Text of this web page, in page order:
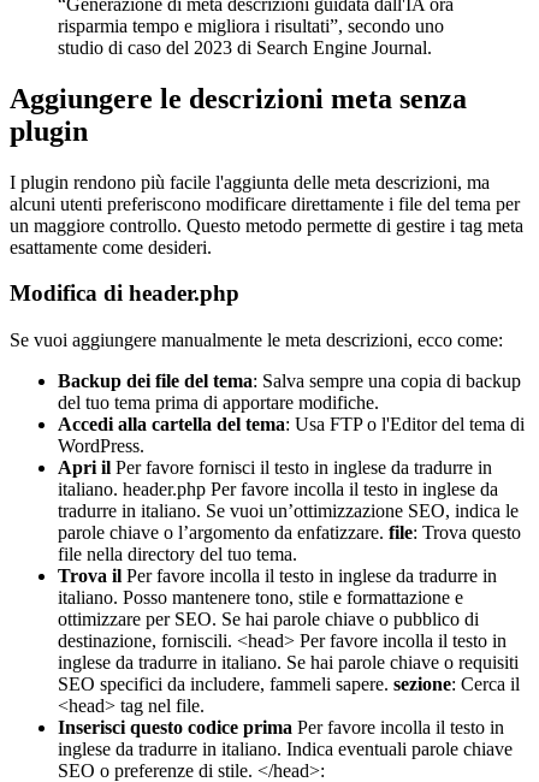
risparmia tempo e migliora i risultati”, secondo uno
studio di caso del 2023 di Search Engine Journal.
Aggiungere le descrizioni meta senza
plugin
I plugin rendono più facile l'aggiunta delle meta descrizioni, ma
alcuni utenti preferiscono modificare direttamente i file del tema per
un maggiore controllo. Questo metodo permette di gestire i tag meta
esattamente come desideri.
Modifica di header.php
Se vuoi aggiungere manualmente le meta descrizioni, ecco come:
Backup dei file del tema: Salva sempre una copia di backup
del tuo tema prima di apportare modifiche.
Accedi alla cartella del tema: Usa FTP o l'Editor del tema di
WordPress.
Apri il Per favore fornisci il testo in inglese da tradurre in
italiano. header.php Per favore incolla il testo in inglese da
tradurre in italiano. Se vuoi un’ottimizzazione SEO, indica le
parole chiave o l’argomento da enfatizzare. file: Trova questo
file nella directory del tuo tema.
Trova il Per favore incolla il testo in inglese da tradurre in
italiano. Posso mantenere tono, stile e formattazione e
ottimizzare per SEO. Se hai parole chiave o pubblico di
destinazione, forniscili. <head> Per favore incolla il testo in
inglese da tradurre in italiano. Se hai parole chiave o requisiti
SEO specifici da includere, fammeli sapere. sezione: Cerca il
<head> tag nel file.
Inserisci questo codice prima Per favore incolla il testo in
inglese da tradurre in italiano. Indica eventuali parole chiave
SEO o preferenze di stile. </head>: